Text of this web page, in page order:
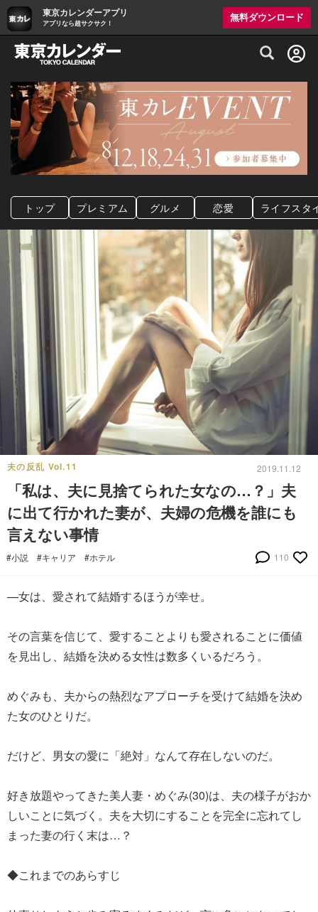
東京カレンダーアプリ
アプリなら超サクサク！
無料ダウンロード
グルメ情報・プレミアムレストラン予約
トップ プレミアム グルメ 恋愛 ライフスタ
夫の反乱 Vol.11 2019.11.12
「私は、夫に見捨てられた女なの…？」夫
に出て行かれた妻が、夫婦の危機を誰にも
言えない事情
#小説 #キャリア #ホテル 110
—女は、愛されて結婚するほうが幸せ。
その言葉を信じて、愛することよりも愛されることに価値
を見出し、結婚を決める女性は数多くいるだろう。
めぐみも、夫からの熱烈なアプローチを受けて結婚を決め
た女のひとりだ。
だけど、男女の愛に「絶対」なんて存在しないのだ。
好き放題やってきた美人妻・めぐみ(30)は、夫の様子がおか
しいことに気づく。夫を大切にすることを完全に忘れてし
まった妻の行く末は…？
◆これまでのあらすじ